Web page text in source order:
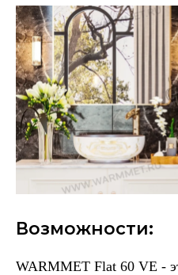
Возможности:
WARMMET Flat 60 VE -